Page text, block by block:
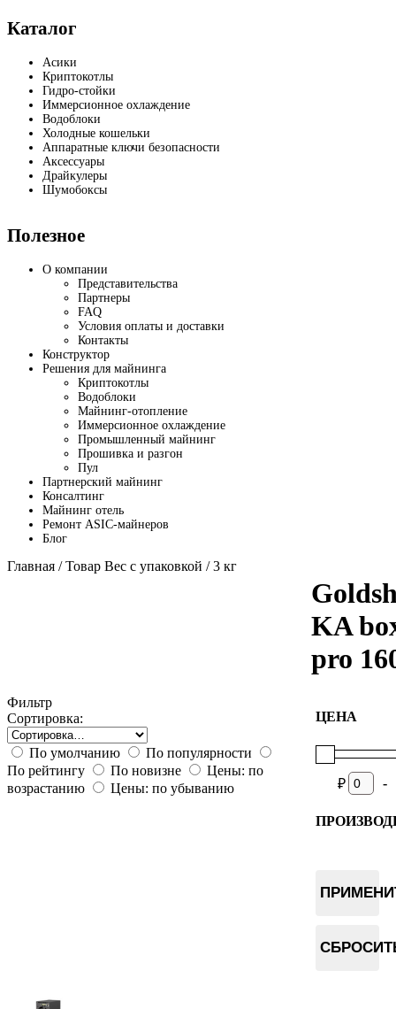
Каталог
Асики
Криптокотлы
Гидро-стойки
Иммерсионное охлаждение
Водоблоки
Холодные кошельки
Аппаратные ключи безопасности
Аксессуары
Драйкулеры
Шумобоксы
Полезное
О компании
Представительства
Партнеры
FAQ
Условия оплаты и доставки
Контакты
Конструктор
Решения для майнинга
Криптокотлы
Водоблоки
Майнинг-отопление
Иммерсионное охлаждение
Промышленный майнинг
Прошивка и разгон
Пул
Партнерский майнинг
Консалтинг
Майнинг отель
Ремонт ASIC-майнеров
Блог
Главная / Товар Вес с упаковкой / 3 кг
KA
pro
Фильтр
Сортировка:
По умолчанию
По популярности
По рейтингу
По новизне
Цены: по
возрастанию
Цены: по убыванию
ЦЕНА
₽ -